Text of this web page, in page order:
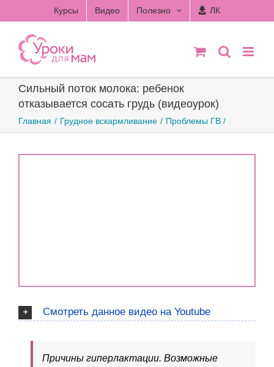
to
content
Курсы Видео Полезно ЛК
Сильный поток молока: ребенок
отказывается сосать грудь (видеоурок)
Главная Грудное вскармливание Проблемы ГВ
Смотреть данное видео на Youtube
Причины гиперлактации. Возможные